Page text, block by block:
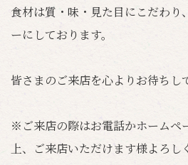
食材は質・味・見た目にこだわり
ーにしております。
皆さまのご来店を心よりお待ちし
※ご来店の際はお電話かホームペ
上、ご来店いただけます様よろし